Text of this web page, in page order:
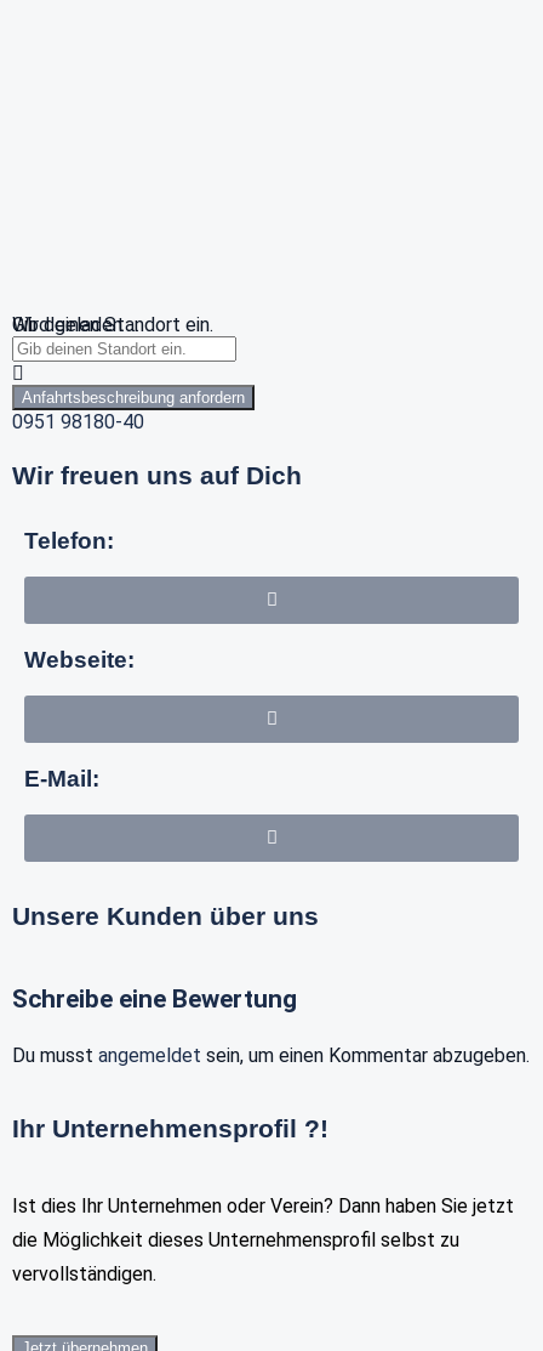
Wird geladen …
Gib deinen Standort ein.
Anfahrtsbeschreibung anfordern
0951 98180-40
Wir freuen uns auf Dich
Telefon:
Webseite:
E-Mail:
Unsere Kunden über uns
Schreibe eine Bewertung
Du musst angemeldet sein, um einen Kommentar abzugeben.
Ihr Unternehmensprofil ?!
Ist dies Ihr Unternehmen oder Verein? Dann haben Sie jetzt
die Möglichkeit dieses Unternehmensprofil selbst zu
vervollständigen.